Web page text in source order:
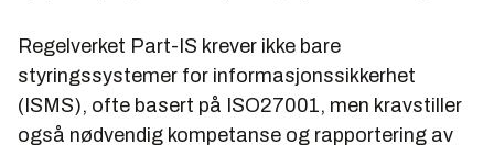
Regelverket Part-IS krever ikke bare
styringssystemer for informasjonssikkerhet
(ISMS), ofte basert på ISO27001, men kravstiller
også nødvendig kompetanse og rapportering av